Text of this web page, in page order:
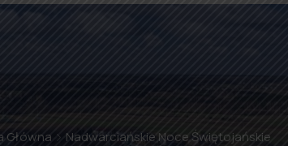
Główna Nadwarciańskie Noce Świętojańskie